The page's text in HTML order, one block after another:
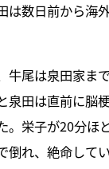
は数日前から海
牛尾は泉田家ま
泉田は直前に脳
。栄子が20分ほ
れ、絶命してい